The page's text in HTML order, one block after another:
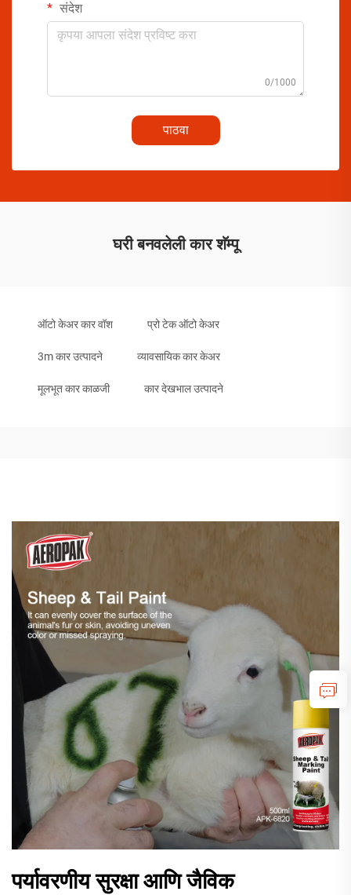
संदेश
0/1000
पाठवा
घरी बनवलेली कार शॅम्पू
ऑटो केअर कार वॉश प्रो टेक ऑटो केअर
3m कार उत्पादने व्यावसायिक कार केअर
मूलभूत कार काळजी कार देखभाल उत्पादने
पर्यावरणीय सुरक्षा आणि जैविक